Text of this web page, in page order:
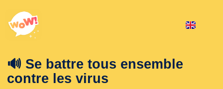
🔊 Se battre tous ensemble
contre les virus